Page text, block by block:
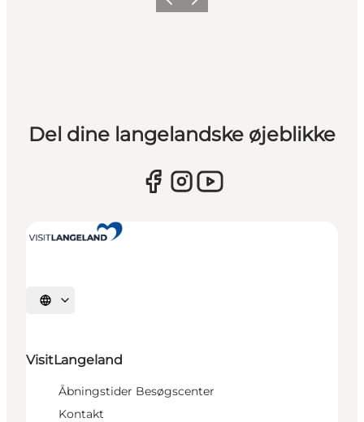
ForrigeNæste
Del dine langelandske øjeblikke
Vælg sprog
VisitLangeland
Åbningstider Besøgscenter
Kontakt